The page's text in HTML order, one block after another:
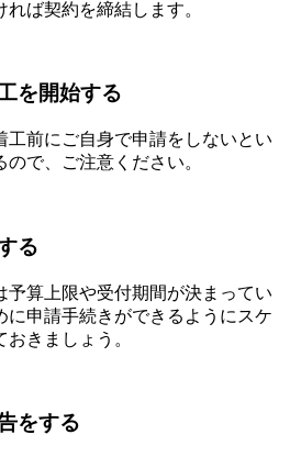
ば契約を締結します。
を開始する
工前にご自身で申請をしないとい
で、ご注意ください。
る
予算上限や受付期間が決まってい
に申請手続きができるようにスケ
きましょう。
をする